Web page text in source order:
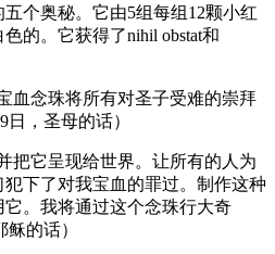
个奥秘。它由5组每组12颗小红
的。它获得了nihil obstat和
血念珠将所有对圣子受难的崇拜
日，圣母的话）
把它呈现给世界。让所有的人为
下了对我宝血的罪过。制作这种
。我将通过这个念珠行大奇
稣的话）